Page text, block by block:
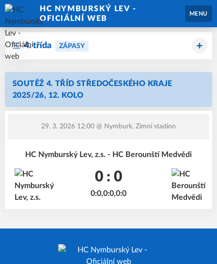
HC NYMBURSKÝ LEV -
OFICIÁLNÍ WEB
MENU
4. třída ZÁPASY
SOUTĚŽ 4. TŘÍD STŘEDOČESKÉHO KRAJE
2025/26, 12. KOLO
29. 3. 2026 12:00 @ Nymburk, Zimní stadion
HC Nymburský Lev, z.s. - HC Berounští Medvědi
0 : 0
0:0,0:0,0:0